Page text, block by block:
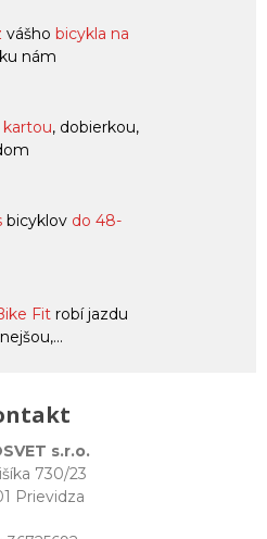
vášho bicykla na
ku nám
kartou, dobierkou,
bicyklov do 48-
Fit robí jazdu
s.r.o.
730/23
Prievidza